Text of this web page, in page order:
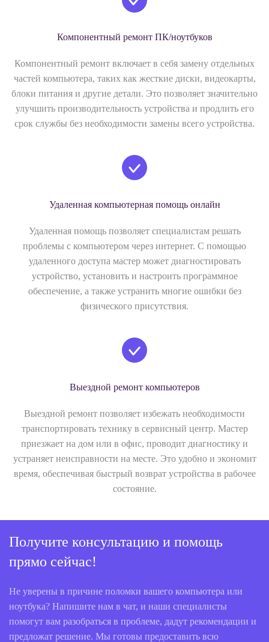
Компонентный ремонт ПК/ноутбуков
Компонентный ремонт включает в себя замену отдельных
частей компьютера, таких как жесткие диски, видеокарты,
блоки питания и другие детали. Это позволяет значительно
улучшить производительность устройства и продлить его
срок службы без необходимости замены всего устройства.
Удаленная компьютерная помощь онлайн
Удаленная помощь позволяет специалистам решать
проблемы с компьютером через интернет. С помощью
удаленного доступа мастер может диагностировать
устройство, установить и настроить программное
обеспечение, а также устранить многие ошибки без
физического присутствия.
Выездной ремонт компьютеров
Выездной ремонт позволяет избежать необходимости
транспортировать технику в сервисный центр. Мастер
приезжает на дом или в офис, проводит диагностику и
устраняет неисправности на месте. Это удобно и экономит
время, обеспечивая быстрый возврат устройства в рабочее
состояние.
Получите консультацию и помощь
прямо сейчас!
Не уверены в причине поломки вашего компьютера или
ноутбука? Напишите нам в чат, и наши специалисты
помогут вам разобраться в проблеме, дадут рекомендации и
предложат решение. Мы готовы предоставить всю